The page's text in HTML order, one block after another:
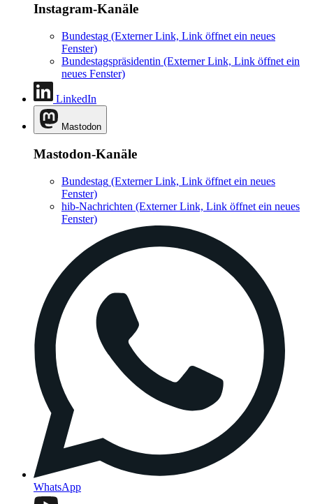
Instagram-Kanäle
Bundestag (Externer Link, Link öffnet ein neues
Fenster)
Bundestagspräsidentin (Externer Link, Link öffnet ein
neues Fenster)
LinkedIn
Mastodon
Mastodon-Kanäle
Bundestag (Externer Link, Link öffnet ein neues
Fenster)
hib-Nachrichten (Externer Link, Link öffnet ein neues
Fenster)
WhatsApp